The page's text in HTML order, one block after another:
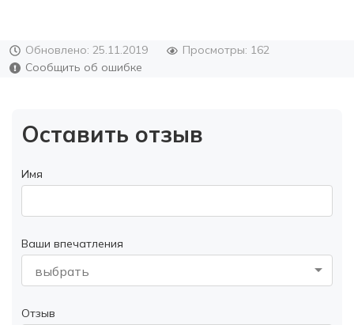
Обновлено: 25.11.2019
Просмотры: 162
Сообщить об ошибке
Оставить отзыв
Имя
Ваши впечатления
выбрать
Отзыв